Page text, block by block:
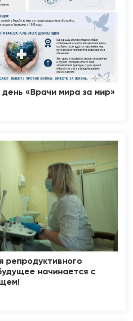
«Врачи мира за мир»
репродуктивного
начинается с